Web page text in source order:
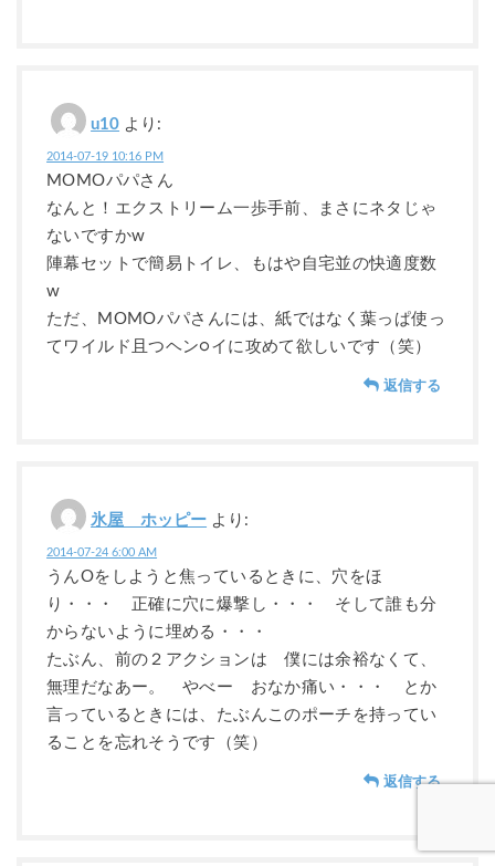
u10 より:
2014-07-19 10:16 PM
MOMOパパさん
なんと！エクストリーム一歩手前、まさにネタじゃ
ないですかw
陣幕セットで簡易トイレ、もはや自宅並の快適度数
w
ただ、MOMOパパさんには、紙ではなく葉っぱ使っ
てワイルド且つヘン○イに攻めて欲しいです（笑）
返信する
氷屋 ホッピー より:
2014-07-24 6:00 AM
うんOをしようと焦っているときに、穴をほ
り・・・ 正確に穴に爆撃し・・・ そして誰も分
からないように埋める・・・
たぶん、前の２アクションは 僕には余裕なくて、
無理だなあー。 やべー おなか痛い・・・ とか
言っているときには、たぶんこのポーチを持ってい
ることを忘れそうです（笑）
返信する